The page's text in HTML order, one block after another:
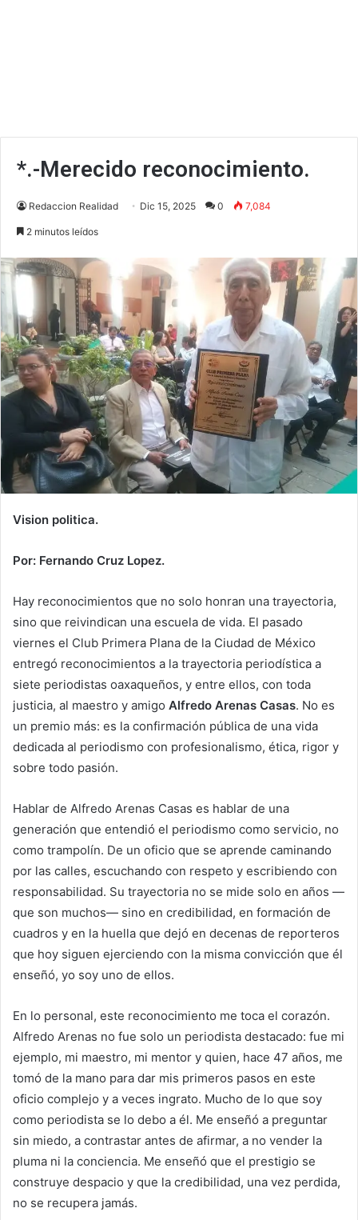
*.-Merecido reconocimiento.
Redaccion Realidad Dic 15, 2025 0 7,084
2 minutos leídos
Vision politica.
Por: Fernando Cruz Lopez.
Hay reconocimientos que no solo honran una trayectoria,
sino que reivindican una escuela de vida. El pasado
viernes el Club Primera Plana de la Ciudad de México
entregó reconocimientos a la trayectoria periodística a
siete periodistas oaxaqueños, y entre ellos, con toda
justicia, al maestro y amigo Alfredo Arenas Casas. No es
un premio más: es la confirmación pública de una vida
dedicada al periodismo con profesionalismo, ética, rigor y
sobre todo pasión.
Hablar de Alfredo Arenas Casas es hablar de una
generación que entendió el periodismo como servicio, no
como trampolín. De un oficio que se aprende caminando
por las calles, escuchando con respeto y escribiendo con
responsabilidad. Su trayectoria no se mide solo en años —
que son muchos— sino en credibilidad, en formación de
cuadros y en la huella que dejó en decenas de reporteros
que hoy siguen ejerciendo con la misma convicción que él
enseñó, yo soy uno de ellos.
En lo personal, este reconocimiento me toca el corazón.
Alfredo Arenas no fue solo un periodista destacado: fue mi
ejemplo, mi maestro, mi mentor y quien, hace 47 años, me
tomó de la mano para dar mis primeros pasos en este
oficio complejo y a veces ingrato. Mucho de lo que soy
como periodista se lo debo a él. Me enseñó a preguntar
sin miedo, a contrastar antes de afirmar, a no vender la
pluma ni la conciencia. Me enseñó que el prestigio se
construye despacio y que la credibilidad, una vez perdida,
no se recupera jamás.